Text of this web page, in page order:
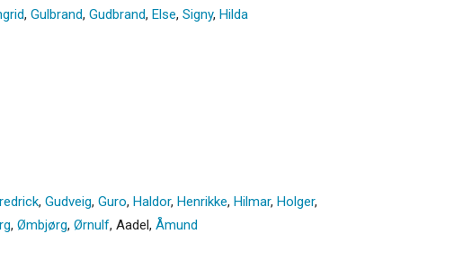
, Gulbrand, Gudbrand, Else, Signy, Hilda
, Gudveig, Guro, Haldor, Henrikke, Hilmar, Holger,
, Ømbjørg, Ørnulf, Aadel, Åmund